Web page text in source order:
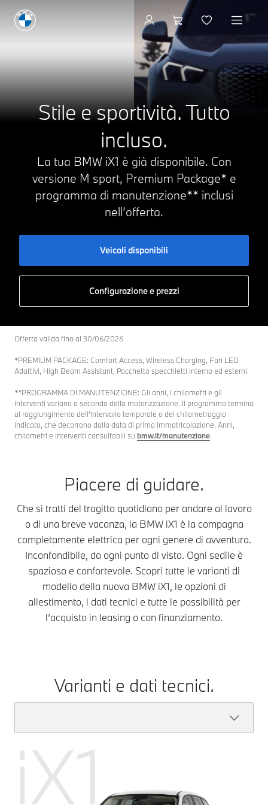
Stile e sportività. Tutto
incluso.
La tua BMW iX1 è già disponibile. Con
versione M sport, Premium Package* e
programma di manutenzione** inclusi
nell’offerta.
Veicoli disponibili
Configurazione e prezzi
Offerta valida fino al 30/06/2026
*PREMIUM PACKAGE: Comfort Access, Wireless Charging, Fari LED
Adattivi, High Beam Assistant, Pacchetto specchietti interno ed esterni.
**PROGRAMMA DI MANUTENZIONE: Gli anni, i chilometri e gli
interventi variano a seconda della motorizzazione. Il programma termina
al raggiungimento dell’intervallo temporale o del chilometraggio
indicato, che decorrono dalla data di prima immatricolazione. Anni,
chilometri e interventi consultabili su bmw.it/manutenzione.
Configurazione & prezzi
Piacere di guidare.
Che si tratti del tragitto quotidiano per andare al lavoro
o di una breve vacanza, la BMW iX1 è la compagna
completamente elettrica per ogni genere di avventura.
Inconfondibile, da ogni punto di vista. Ogni sedile è
spazioso e confortevole. Scopri tutte le varianti di
modello della nuova BMW iX1, le opzioni di
allestimento, i dati tecnici e tutte le possibilità per
l’acquisto in leasing o con finanziamento.
Varianti e dati tecnici.
iX1